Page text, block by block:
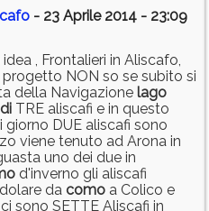
- 23 Aprile 2014 - 23:09
, Frontalieri in Aliscafo,
NON so se subito si
della Navigazione lago
di TRE aliscafi e in questo
DUE aliscafi sono
viene tenuto ad Arona in
uno dei due in
d'inverno gli aliscafi
da como a Colico e
ci sono SETTE Aliscafi in